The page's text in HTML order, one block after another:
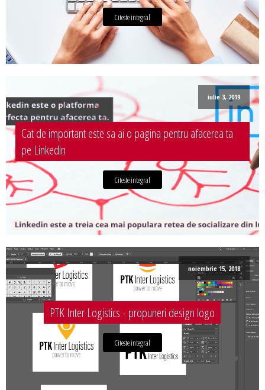
Citeste integral
iulie 3, 2019
Cat de important este sa ai o pagina pentru afacerea ta
pe Linkedin
Citeste integral
noiembrie 15, 2018
PTK Inter Logistics - propuneri design logo
Citeste integral